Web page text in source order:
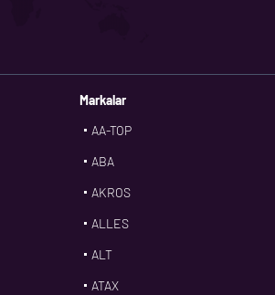
Markalar
AA-TOP
ABA
AKROS
ALLES
ALT
ATAX